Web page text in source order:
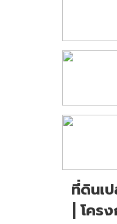
ที่ดินเ
| โคร